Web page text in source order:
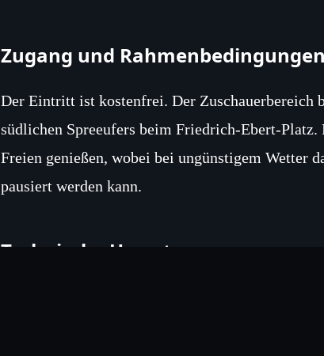
Zugang und Rahmenbedingungen
Der Eintritt ist kostenfrei. Der Zuschauerbereich
südlichen Spreeufers beim
Freien genießen, wobei bei ungünstigem Wetter
pausiert werden kann.
Technische Umsetzung